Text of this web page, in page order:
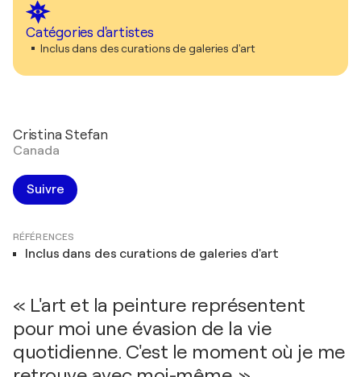
Catégories d'artistes
Inclus dans des curations de galeries d'art
Cristina Stefan
Canada
Suivre
RÉFÉRENCES
Inclus dans des curations de galeries d'art
« L'art et la peinture représentent
pour moi une évasion de la vie
quotidienne. C'est le moment où je me